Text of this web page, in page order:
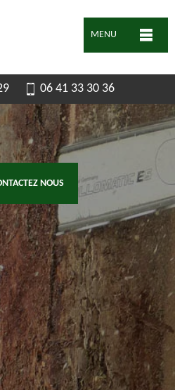
MENU
06 41 33 30 36
NOUS